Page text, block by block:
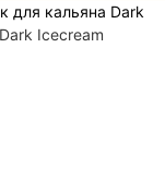
для кальяна Dark
Icecream